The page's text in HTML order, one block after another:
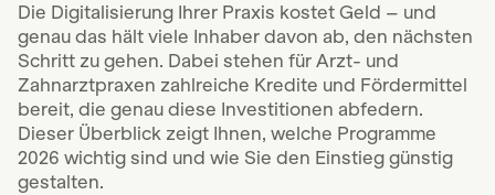
Die Digitalisierung Ihrer Praxis kostet Geld – und
genau das hält viele Inhaber davon ab, den nächsten
Schritt zu gehen. Dabei stehen für Arzt- und
Zahnarztpraxen zahlreiche Kredite und Fördermittel
bereit, die genau diese Investitionen abfedern.
Dieser Überblick zeigt Ihnen, welche Programme
2026 wichtig sind und wie Sie den Einstieg günstig
gestalten.